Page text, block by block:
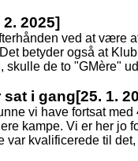
2. 2025]
ved at være
betyder også at
skulle de to "GMère"
sat i gang[25. 1.
vi have fortsat
kampe. Vi er her jo
var kvalificerede til